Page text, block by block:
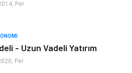
Tatil
Per
- Uzun Vadeli Yatırım
Per